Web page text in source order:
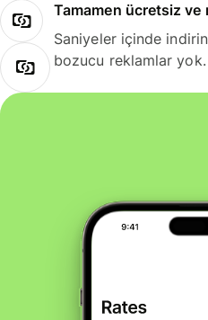
Tamamen ücretsiz ve
Saniyeler içinde
bozucu reklamlar yok.